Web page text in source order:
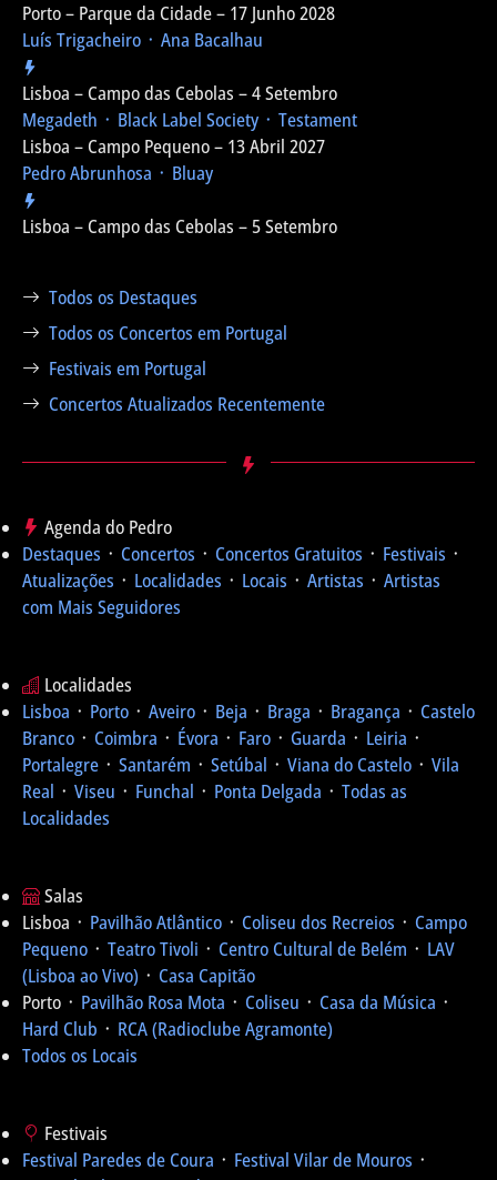
Porto – Parque da Cidade – 17 Junho 2028
Luís Trigacheiro ᛫ Ana Bacalhau
Lisboa – Campo das Cebolas – 4 Setembro
Megadeth ᛫ Black Label Society ᛫ Testament
Lisboa – Campo Pequeno – 13 Abril 2027
Pedro Abrunhosa ᛫ Bluay
Lisboa – Campo das Cebolas – 5 Setembro
Todos os Destaques
Todos os Concertos em Portugal
Festivais em Portugal
Concertos Atualizados Recentemente
Agenda do Pedro
Destaques ᛫ Concertos ᛫ Concertos Gratuitos ᛫ Festivais ᛫
Atualizações ᛫ Localidades ᛫ Locais ᛫ Artistas ᛫ Artistas
com Mais Seguidores
Localidades
Lisboa ᛫ Porto ᛫ Aveiro ᛫ Beja ᛫ Braga ᛫ Bragança ᛫ Castelo
Branco ᛫ Coimbra ᛫ Évora ᛫ Faro ᛫ Guarda ᛫ Leiria ᛫
Portalegre ᛫ Santarém ᛫ Setúbal ᛫ Viana do Castelo ᛫ Vila
Real ᛫ Viseu ᛫ Funchal ᛫ Ponta Delgada ᛫ Todas as
Localidades
Salas
Lisboa ᛫ Pavilhão Atlântico ᛫ Coliseu dos Recreios ᛫ Campo
Pequeno ᛫ Teatro Tivoli ᛫ Centro Cultural de Belém ᛫ LAV
(Lisboa ao Vivo) ᛫ Casa Capitão
Porto ᛫ Pavilhão Rosa Mota ᛫ Coliseu ᛫ Casa da Música ᛫
Hard Club ᛫ RCA (Radioclube Agramonte)
Todos os Locais
Festivais
Festival Paredes de Coura ᛫ Festival Vilar de Mouros ᛫